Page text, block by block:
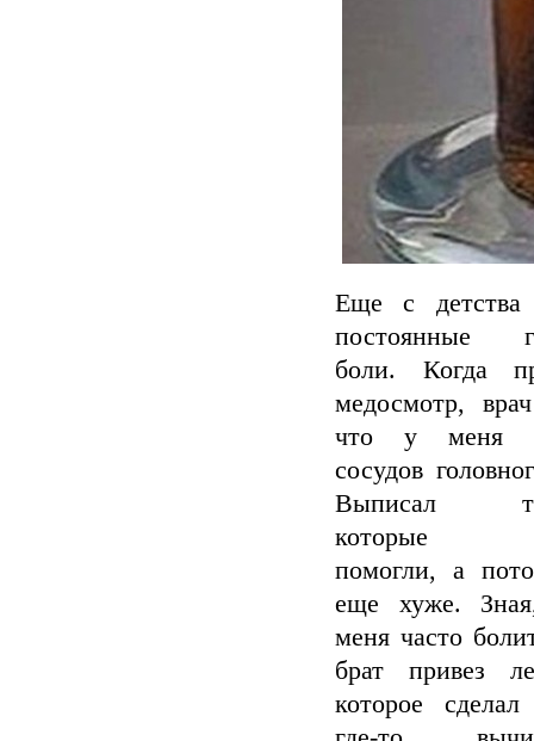
Еще с
постоянные
боли. Когда
медосмотр,
что у меня
сосудов
Выписал
которые
помогли, а
еще хуже.
меня часто
брат привез
которое